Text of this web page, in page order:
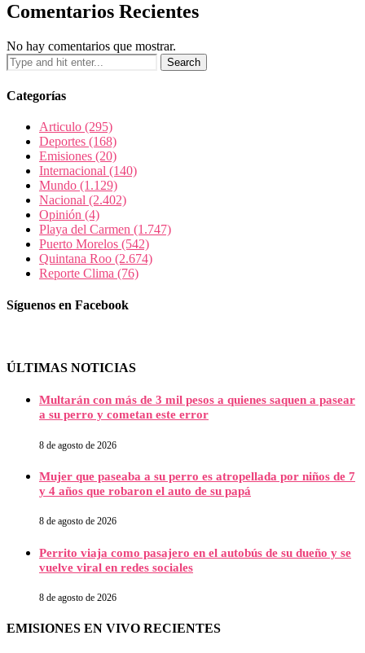
Comentarios Recientes
No hay comentarios que mostrar.
Categorías
Articulo (295)
Deportes (168)
Emisiones (20)
Internacional (140)
Mundo (1.129)
Nacional (2.402)
Opinión (4)
Playa del Carmen (1.747)
Puerto Morelos (542)
Quintana Roo (2.674)
Reporte Clima (76)
Síguenos en Facebook
ÚLTIMAS NOTICIAS
Multarán con más de 3 mil pesos a quienes saquen a pasear
a su perro y cometan este error
8 de agosto de 2026
Mujer que paseaba a su perro es atropellada por niños de 7
y 4 años que robaron el auto de su papá
8 de agosto de 2026
Perrito viaja como pasajero en el autobús de su dueño y se
vuelve viral en redes sociales
8 de agosto de 2026
EMISIONES EN VIVO RECIENTES